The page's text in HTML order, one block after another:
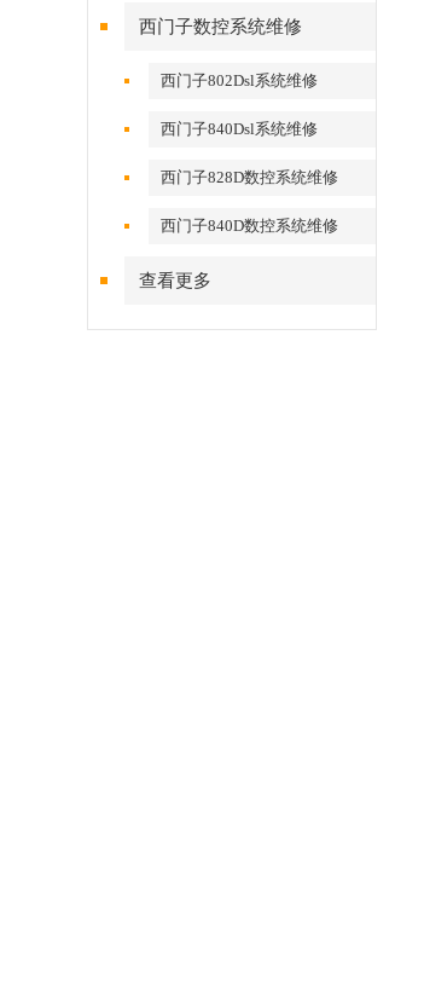
西门子数控系统维修
西门子802Dsl系统维修
西门子840Dsl系统维修
西门子828D数控系统维修
西门子840D数控系统维修
查看更多